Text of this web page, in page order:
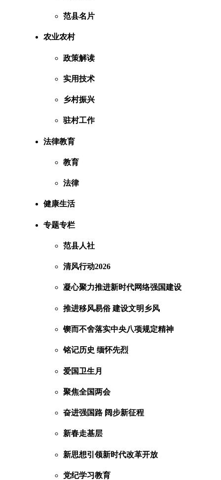
范县名片
农业农村
政策解读
实用技术
乡村振兴
驻村工作
法律教育
教育
法律
健康生活
专题专栏
范县人社
清风行动2026
凝心聚力推进新时代网络强国建设
推进移风易俗 建设文明乡风
锲而不舍落实中央八项规定精神
铭记历史 缅怀先烈
爱国卫生月
聚焦全国两会
奋进强国路 阔步新征程
新春走基层
新思想引领新时代改革开放
党纪学习教育